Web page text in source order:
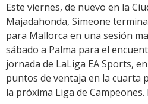
Este viernes, de nuevo en la
Majadahonda, Simeone
para Mallorca en una sesión
sábado a Palma para el
jornada de LaLiga EA Sports,
puntos de ventaja en la cuarta
la próxima Liga de Campeones.